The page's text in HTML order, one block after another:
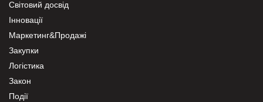
Світовий досвід
Інновації
Маркетинг&Продажі
Закупки
Логістика
Закон
Події